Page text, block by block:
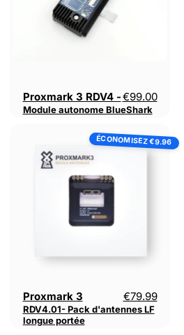
Proxmark 3 RDV4 -€99.00
Module autonome BlueShark
ÉCONOMISEZ€9.96
Proxmark
3
RDV4.01-
Pack
d'antennes
LF
longue
portée
Proxmark 3 Prix actuel
€79.99
RDV4.01- Pack d'antennes LF
longue portée